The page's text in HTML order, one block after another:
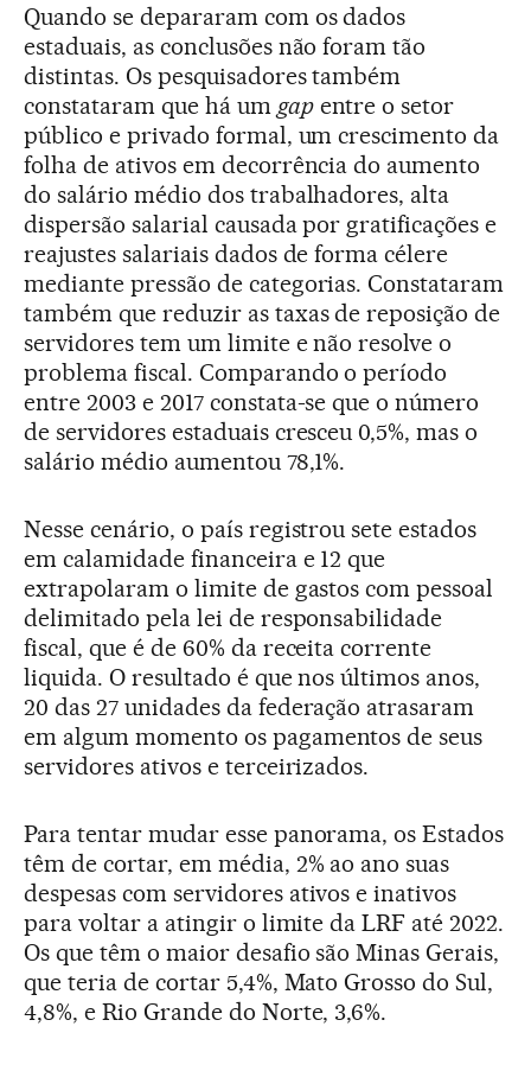
Quando se depararam com os dados
estaduais, as conclusões não foram tão
distintas. Os pesquisadores também
constataram que há um gapentre o setor
público e privado formal, um crescimento da
folha de ativos em decorrência do aumento
do salário médio dos trabalhadores, alta
dispersão salarial causada por gratificações e
reajustes salariais dados de forma célere
mediante pressão de categorias. Constataram
também que reduzir as taxas de reposição de
servidores tem um limite e não resolve o
problema fiscal. Comparando o período
entre 2003 e 2017 constata-se que o número
de servidores estaduais cresceu 0,5%, mas o
salário médio aumentou 78,1%.
Nesse cenário, o país registrou sete estados
em calamidade financeira e 12 que
extrapolaram o limite de gastos com pessoal
delimitado pela lei de responsabilidade
fiscal, que é de 60% da receita corrente
liquida. O resultado é que nos últimos anos,
20 das 27 unidades da federação atrasaram
em algum momento os pagamentos de seus
servidores ativos e terceirizados.
Para tentar mudar esse panorama, os Estados
têm de cortar, em média, 2% ao ano suas
despesas com servidores ativos e inativos
para voltar a atingir o limite da LRF até 2022.
Os que têm o maior desafio são Minas Gerais,
que teria de cortar 5,4%, Mato Grosso do Sul,
4,8%, e Rio Grande do Norte, 3,6%.